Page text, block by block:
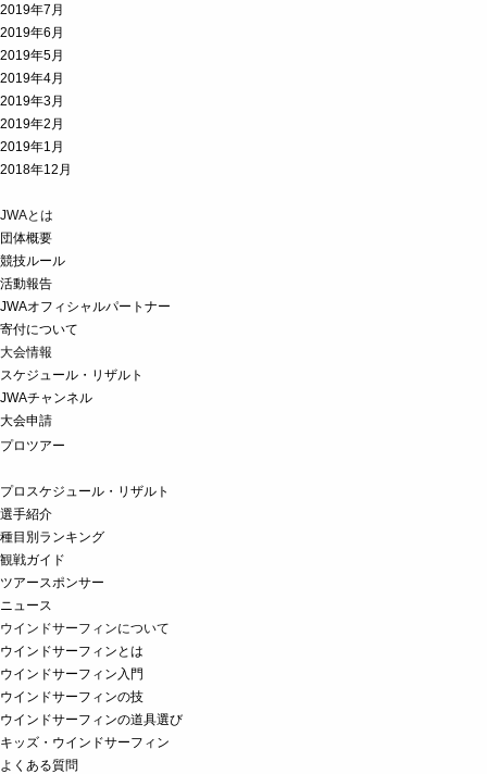
2019年7月
2019年6月
2019年5月
2019年4月
2019年3月
2019年2月
2019年1月
2018年12月
JWAとは
団体概要
競技ルール
活動報告
JWAオフィシャルパートナー
寄付について
大会情報
スケジュール・リザルト
JWAチャンネル
大会申請
プロツアー
プロスケジュール・リザルト
選手紹介
種目別ランキング
観戦ガイド
ツアースポンサー
ニュース
ウインドサーフィンについて
ウインドサーフィンとは
ウインドサーフィン入門
ウインドサーフィンの技
ウインドサーフィンの道具選び
キッズ・ウインドサーフィン
よくある質問